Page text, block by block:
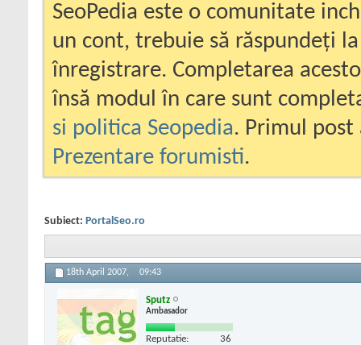
SeoPedia este o comunitate
un cont, trebuie să răspundeți
înregistrare. Completarea
însă modul în care sunt
si politica Seopedia. Primul
Prezentare forumisti.
Subiect: PortalSeo.ro
18th April 2007, 09:43
Sputz
Ambasador
Reputatie: 36